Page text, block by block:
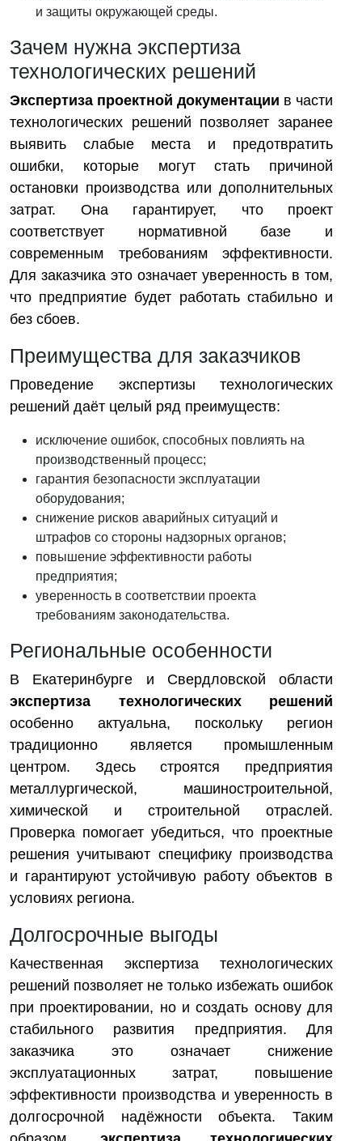
и защиты окружающей среды.
Зачем нужна экспертиза
технологических решений
Экспертиза проектной документации в части
технологических решений позволяет заранее
выявить слабые места и предотвратить
ошибки, которые могут стать причиной
остановки производства или дополнительных
затрат. Она гарантирует, что проект
соответствует нормативной базе и
современным требованиям эффективности.
Для заказчика это означает уверенность в том,
что предприятие будет работать стабильно и
без сбоев.
Преимущества для заказчиков
Проведение экспертизы технологических
решений даёт целый ряд преимуществ:
исключение ошибок, способных повлиять на
производственный процесс;
гарантия безопасности эксплуатации
оборудования;
снижение рисков аварийных ситуаций и
штрафов со стороны надзорных органов;
повышение эффективности работы
предприятия;
уверенность в соответствии проекта
требованиям законодательства.
Региональные особенности
В Екатеринбурге и Свердловской области
экспертиза технологических решений
особенно актуальна, поскольку регион
традиционно является промышленным
центром. Здесь строятся предприятия
металлургической, машиностроительной,
химической и строительной отраслей.
Проверка помогает убедиться, что проектные
решения учитывают специфику производства
и гарантируют устойчивую работу объектов в
условиях региона.
Долгосрочные выгоды
Качественная экспертиза технологических
решений позволяет не только избежать ошибок
при проектировании, но и создать основу для
стабильного развития предприятия. Для
заказчика это означает снижение
эксплуатационных затрат, повышение
эффективности производства и уверенность в
долгосрочной надёжности объекта. Таким